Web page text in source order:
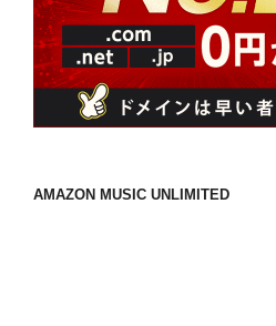
AMAZON MUSIC UNLIMITED